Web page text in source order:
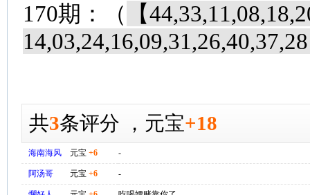
170期：（
【
共3条评分 ， 元宝+18
海南海风 元宝 +6 -
阿汤哥 元宝 +6 -